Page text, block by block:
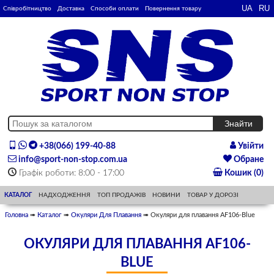
Співробітництво Доставка Способи оплати Повернення товару
+38(066) 199-40-88
info@sport-non-stop.com.ua
Графік роботи: 8:00 - 17:00
Увійти
Обране
Кошик (0)
КАТАЛОГ НАДХОДЖЕННЯ ТОП ПРОДАЖІВ НОВИНИ ТОВАР У ДОРОЗІ
Головна ➠ Каталог ➠ Окуляри Для Плавання ➠ Окуляри для плавання AF106-Blue
ОКУЛЯРИ ДЛЯ ПЛАВАННЯ AF106-
BLUE